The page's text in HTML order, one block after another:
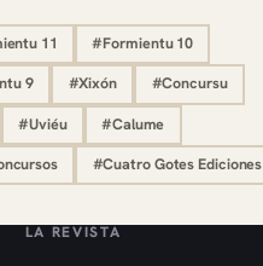
11 #Formientu 10
9 #Xixón #Concursu
#Uviéu #Calume
#Cuatro Gotes Ediciones
LA REVISTA